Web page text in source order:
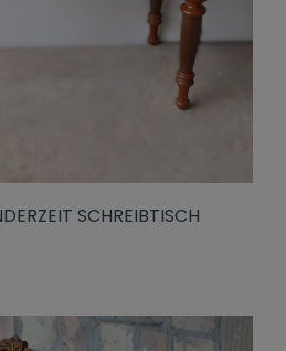
SCHREIBTISCH